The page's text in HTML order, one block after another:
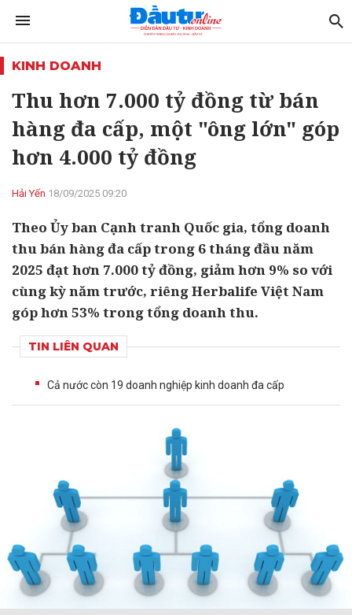
KINH DOANH
Thu hơn 7.000 tỷ đồng từ bán
hàng đa cấp, một "ông lớn" góp
hơn 4.000 tỷ đồng
Hải Yến 18/09/2025 09:20
Theo Ủy ban Cạnh tranh Quốc gia, tổng doanh
thu bán hàng đa cấp trong 6 tháng đầu năm
2025 đạt hơn 7.000 tỷ đồng, giảm hơn 9% so với
cùng kỳ năm trước, riêng Herbalife Việt Nam
góp hơn 53% trong tổng doanh thu.
TIN LIÊN QUAN
Cả nước còn 19 doanh nghiệp kinh doanh đa cấp